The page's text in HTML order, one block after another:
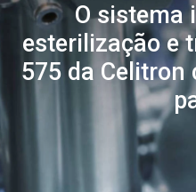
O sistema
esterilização e
575 da Celitron